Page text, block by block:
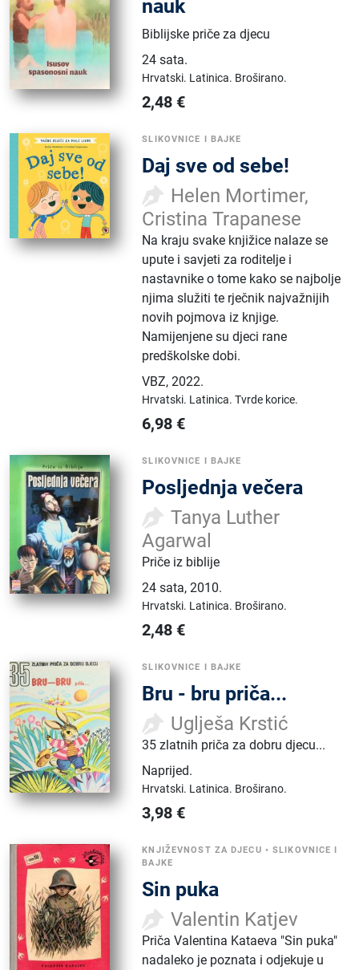
nauk
Biblijske priče za djecu
24 sata.
Hrvatski. Latinica. Broširano.
2,48 €
SLIKOVNICE I BAJKE
Daj sve od sebe!
Helen Mortimer,
Cristina Trapanese
Na kraju svake knjižice nalaze se
upute i savjeti za roditelje i
nastavnike o tome kako se najbolje
njima služiti te rječnik najvažnijih
novih pojmova iz knjige.
Namijenjene su djeci rane
predškolske dobi.
VBZ,2022.
Hrvatski. Latinica.Tvrde korice.
6,98 €
SLIKOVNICE I BAJKE
Posljednja večera
Tanya Luther
Agarwal
Priče iz biblije
24 sata,2010.
Hrvatski. Latinica. Broširano.
2,48 €
SLIKOVNICE I BAJKE
Bru - bru priča...
Uglješa Krstić
35 zlatnih priča za dobru djecu...
Naprijed.
Hrvatski. Latinica. Broširano.
3,98 €
KNJIŽEVNOST ZA DJECU •SLIKOVNICE I
BAJKE
Sin puka
Valentin Katjev
Priča Valentina Kataeva "Sin puka"
nadaleko je poznata i odjekuje u